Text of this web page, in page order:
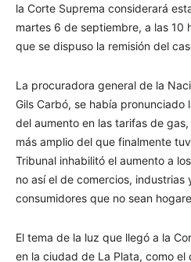
la Corte Suprema considerará
martes 6 de septiembre, a las 10
que se dispuso la remisión del
La procuradora general de la
Gils Carbó, se había pronunciado
del aumento en las tarifas de
más amplio del que finalmente
Tribunal inhabilitó el aumento a
no así el de comercios, industrias
consumidores que no sean
El tema de la luz que llegó a la
en la ciudad de La Plata, como